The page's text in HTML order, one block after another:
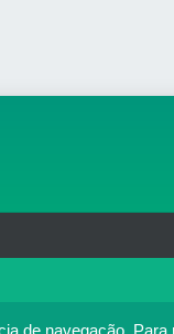
760 - CNPJ: 33.583.550/
de navegação no